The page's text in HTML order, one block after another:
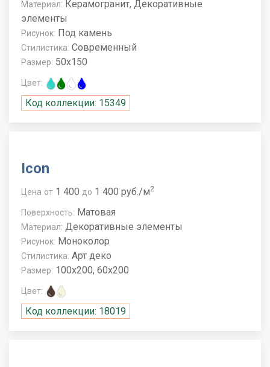
Материал: Керамогранит, Декоративные
элементы
Рисунок: Под камень
Стилистика: Современный
Размер: 50x150
Цвет:
Код коллекции: 15349
Icon
Цена от 1 400 до 1 400 руб./м2
Поверхность: Матовая
Материал: Декоративные элементы
Рисунок: Моноколор
Стилистика: Арт деко
Размер: 100x200, 60x200
Цвет:
Код коллекции: 18019